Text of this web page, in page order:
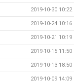
2019-10-30 10:22
2019-10-24 10:16
2019-10-21 10:19
2019-10-15 11:50
2019-10-13 18:50
2019-10-09 14:09